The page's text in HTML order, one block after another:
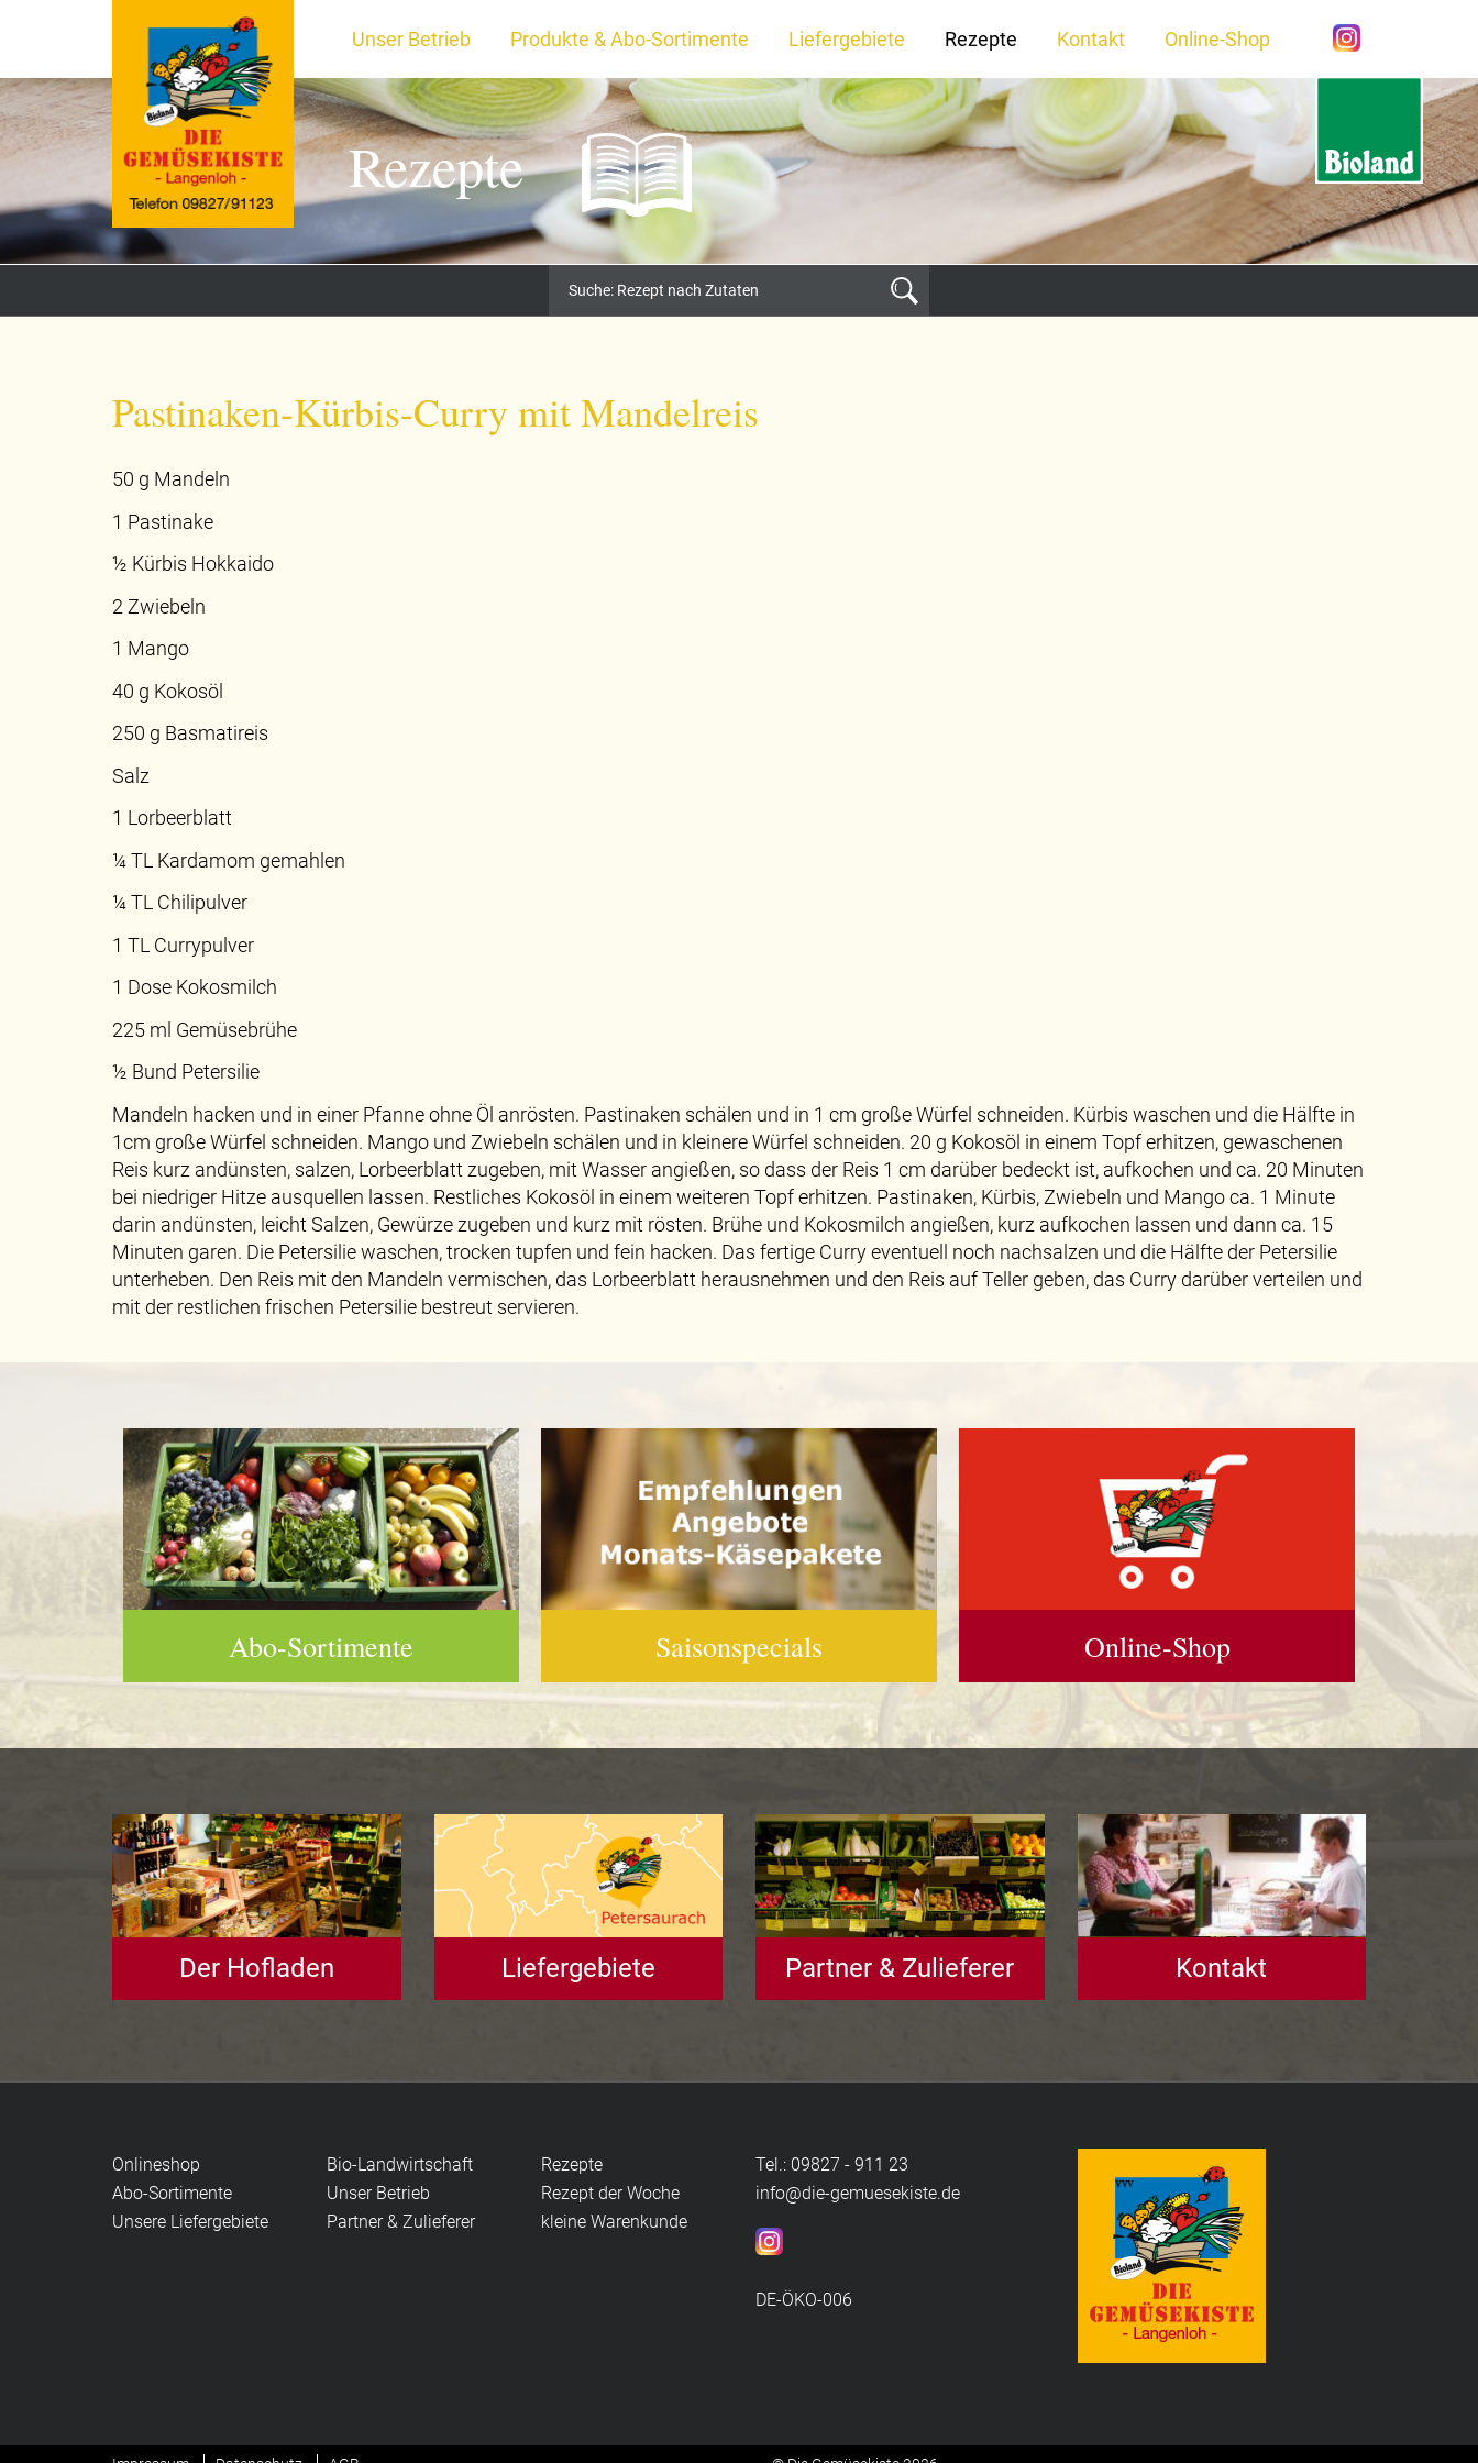
Unser Betrieb Produkte & Abo-Sortimente Liefergebiete Rezepte Kontakt Online-Shop
Rezepte
Pastinaken-Kürbis-Curry mit Mandelreis
50 g Mandeln
1 Pastinake
½ Kürbis Hokkaido
2 Zwiebeln
1 Mango
40 g Kokosöl
250 g Basmatireis
Salz
1 Lorbeerblatt
¼ TL Kardamom gemahlen
¼ TL Chilipulver
1 TL Currypulver
1 Dose Kokosmilch
225 ml Gemüsebrühe
½ Bund Petersilie
Mandeln hacken und in einer Pfanne ohne Öl anrösten. Pastinaken schälen und in 1 cm große Würfel schneiden. Kürbis waschen und die Hälfte in
1cm große Würfel schneiden. Mango und Zwiebeln schälen und in kleinere Würfel schneiden. 20 g Kokosöl in einem Topf erhitzen, gewaschenen
Reis kurz andünsten, salzen, Lorbeerblatt zugeben, mit Wasser angießen, so dass der Reis 1 cm darüber bedeckt ist, aufkochen und ca. 20 Minuten
bei niedriger Hitze ausquellen lassen. Restliches Kokosöl in einem weiteren Topf erhitzen. Pastinaken, Kürbis, Zwiebeln und Mango ca. 1 Minute
darin andünsten, leicht Salzen, Gewürze zugeben und kurz mit rösten. Brühe und Kokosmilch angießen, kurz aufkochen lassen und dann ca. 15
Minuten garen. Die Petersilie waschen, trocken tupfen und fein hacken. Das fertige Curry eventuell noch nachsalzen und die Hälfte der Petersilie
unterheben. Den Reis mit den Mandeln vermischen, das Lorbeerblatt herausnehmen und den Reis auf Teller geben, das Curry darüber verteilen und
mit der restlichen frischen Petersilie bestreut servieren.
Abo-Sortimente Saisonspecials Online-Shop
Der Hofladen Liefergebiete Partner & Zulieferer Kontakt
Onlineshop
Abo-Sortimente
Unsere Liefergebiete
Bio-Landwirtschaft
Unser Betrieb
Partner & Zulieferer
Rezepte
Rezept der Woche
kleine Warenkunde
Tel.: 09827 - 911 23
info@die-gemuesekiste.de
DE-ÖKO-006